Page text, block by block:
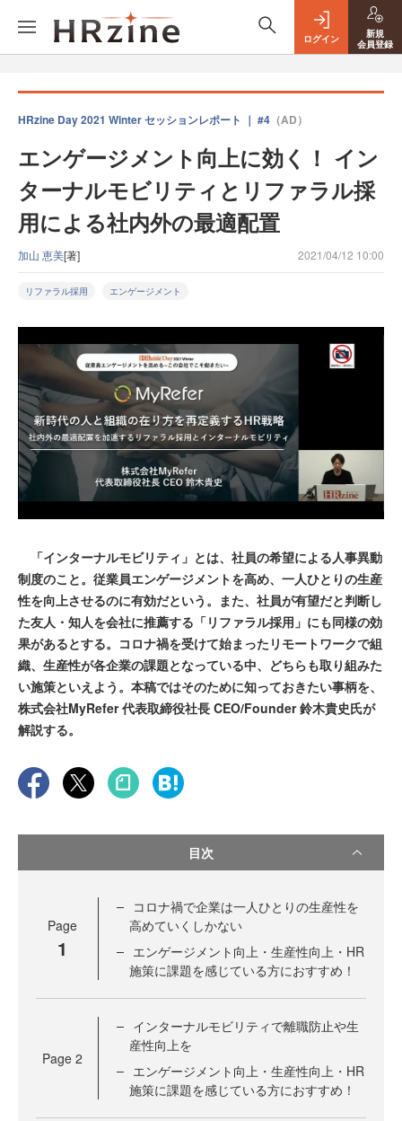
ログイン
新規
会員登録
HRzine Day 2021 Winter セッションレポート ｜ #4 （AD）
エンゲージメント向上に効く！ イン
ターナルモビリティとリファラル採
用による社内外の最適配置
加山 恵美[著] 2021/04/12 10:00
リファラル採用 エンゲージメント
「インターナルモビリティ」とは、社員の希望による人事異動
制度のこと。従業員エンゲージメントを高め、一人ひとりの生産
性を向上させるのに有効だという。また、社員が有望だと判断し
た友人・知人を会社に推薦する「リファラル採用」にも同様の効
果があるとする。コロナ禍を受けて始まったリモートワークで組
織、生産性が各企業の課題となっている中、どちらも取り組みた
い施策といえよう。本稿ではそのために知っておきたい事柄を、
株式会社MyRefer 代表取締役社長 CEO/Founder 鈴木貴史氏が
解説する。
目次
Page
1
コロナ禍で企業は一人ひとりの生産性を
高めていくしかない
エンゲージメント向上・生産性向上・HR
施策に課題を感じている方におすすめ！
Page 2
インターナルモビリティで離職防止や生
産性向上を
エンゲージメント向上・生産性向上・HR
施策に課題を感じている方におすすめ！